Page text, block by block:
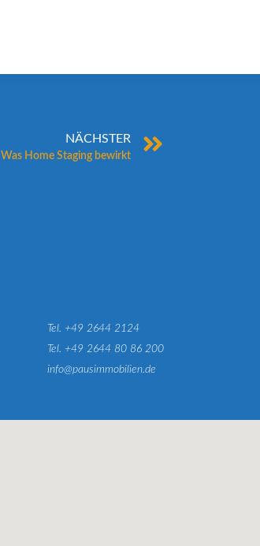
NÄCHSTER
Was Home Staging bewirkt
Tel. +49 2644 2124
Tel. +49 2644 80 86 200
info@pausimmobilien.de